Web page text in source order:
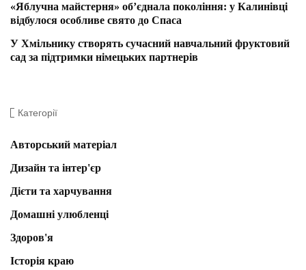
«Яблучна майстерня» об’єднала покоління: у Калинівці
відбулося особливе свято до Спаса
У Хмільнику створять сучасний навчальний фруктовий
сад за підтримки німецьких партнерів
Категорії
Авторський матеріал
Дизайн та інтер'єр
Дієти та харчування
Домашні улюбленці
Здоров'я
Історія краю